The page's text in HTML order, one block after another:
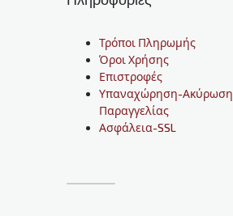
Τρόποι Πληρωμής
Όροι Χρήσης
Επιστροφές
Υπαναχώρηση-Ακύρωση
Παραγγελίας
Ασφάλεια-SSL